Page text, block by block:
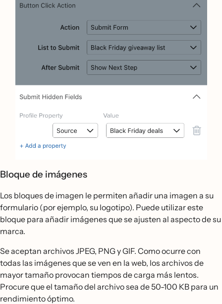
Bloque de imágenes
Los bloques de imagen le permiten añadir una imagen a su
formulario (por ejemplo, su logotipo). Puede utilizar este
bloque para añadir imágenes que se ajusten al aspecto de su
marca.
Se aceptan archivos JPEG, PNG y GIF. Como ocurre con
todas las imágenes que se ven en la web, los archivos de
mayor tamaño provocan tiempos de carga más lentos.
Procure que el tamaño del archivo sea de 50-100 KB para un
rendimiento óptimo.